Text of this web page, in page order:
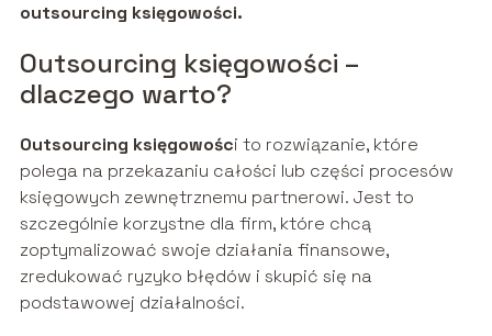
outsourcing księgowości.
Outsourcing księgowości –
dlaczego warto?
Outsourcing księgowości to rozwiązanie, które
polega na przekazaniu całości lub części procesów
księgowych zewnętrznemu partnerowi. Jest to
szczególnie korzystne dla firm, które chcą
zoptymalizować swoje działania finansowe,
zredukować ryzyko błędów i skupić się na
podstawowej działalności.